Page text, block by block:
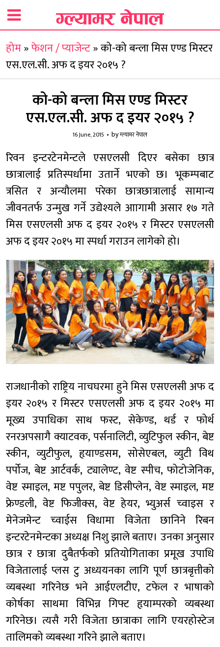
होम»फेशन / प्याजेन्ट»को-को बन्ला मिस एण्ड मिस्टर
एस.एल.सी. अफ द इयर २०१५ ?
को-को बन्ला मिस एण्ड मिस्टर
एस.एल.सी. अफ द इयर २०१५ ?
16 June, 2015 byग्ल्यामर नेपाल
रिवन इन्टरटेनमेन्टले एसएलसी दिएर बसेका छात्र
छात्रालाई प्रतिस्पर्धामा उतार्ने भएको छ। भूकम्पबाट
त्रसित र अन्यौलमा परेका छात्रछात्रालाई सामान्य
जीवनतर्फ उन्मुख गर्ने उद्येश्यले आागामी असार १७ गते
मिस एसएलसी अफ द इयर २०१५ र मिस्टर एसएलसी
अफ द इयर २०१५ मा स्पर्धा गराउन लागेको हो।
राजधानीको राष्ट्रिय नाचघरमा हुने मिस एसएलसी अफ द
इयर २०१५ र मिस्टर एसएलसी अफ द इयर २०१५ मा
मूख्य उपाधिका साथ फस्ट, सेकेण्ड, थर्ड र फोर्थ
रनरअपसागै क्याटवक, पर्सनालिटी, व्युटिफुल स्कीन, बेष्ट
स्कीन, व्युटीफुल, हृयाण्डसम, सोसेएबल, व्युटी विथ
पर्पोज, बेष्ट आर्टवर्क, ट्यालेण्ट, वेष्ट स्पीच, फोटोजेनिक,
वेष्ट स्माइल, मष्ट पपुलर, बेष्ट डिसीप्लेन, वेष्ट स्माइल, मष्ट
फ्रेण्डली, वेष्ट फिजीक्स, वेष्ट हेयर, भ्युअर्स च्वाइस र
मेनेजमेन्ट च्वाईस विधामा विजेता छानिने रिबन
इन्टरटेनमेन्टका अध्यक्ष निशु झाले बताए। उनका अनुसार
छात्र र छात्रा दुबैतर्फको प्रतियोगिताका प्रमूख उपाधि
विजेतालाई प्लस टु अध्ययनका लागि पूर्ण छात्रबृत्तीको
व्यबस्था गरिनेछ भने आईएलटीए, टफेल र भाषाको
कोर्षका साथमा विभिन्न गिफ्ट हृयाम्परको व्यबस्था
गरिनेछ। त्यसै गरी विजेता छात्राका लागि एयरहोस्टेज
तालिमको व्यबस्था गरिने झाले बताए।